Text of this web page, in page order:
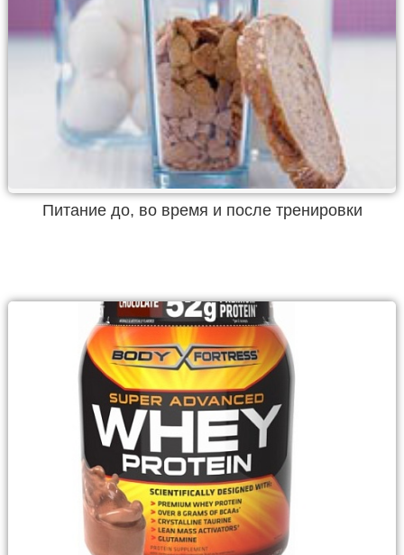
Питание до, во время и после тренировки